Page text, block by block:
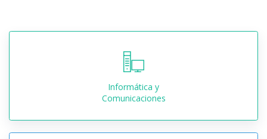
Informática y
Comunicaciones